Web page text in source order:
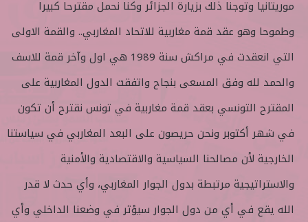
موريتانيا وتوجنا ذلك بزيارة الجزائر وكنا نحمل مقترحا كبيرا
وطموحا وهو عقد قمة مغاربية للاتحاد المغاربي.. والقمة الاولى
التي انعقدت في مراكش سنة 1989 هي اول وآخر قمة للاسف
والحمد لله وفق المسعى بنجاح واتفقت الدول المغاربية على
المقترح التونسي بعقد قمة مغاربية في تونس نقترح أن تكون
في شهر أكتوبر ونحن حريصون على البعد المغاربي في سياستنا
الخارجية لأن مصالحنا السياسية والاقتصادية والأمنية
والاستراتيجية مرتبطة بدول الجوار المغاربي، وأي حدث لا قدر
الله يقع في أي من دول الجوار سيؤثر في وضعنا الداخلي وأي